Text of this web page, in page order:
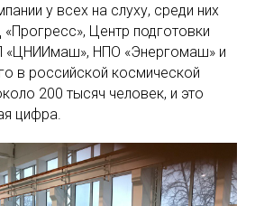
у всех на слуху, среди них
Центр подготовки
«ЦНИИмаш», НПО «Энергомаш» и
в российской космической
200 тысяч человек, и это
цифра.